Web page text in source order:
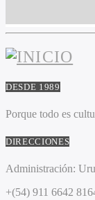
DESDE 1989
Porque todo es
DIRECCIONES
Administración:
+(54) 911 6642